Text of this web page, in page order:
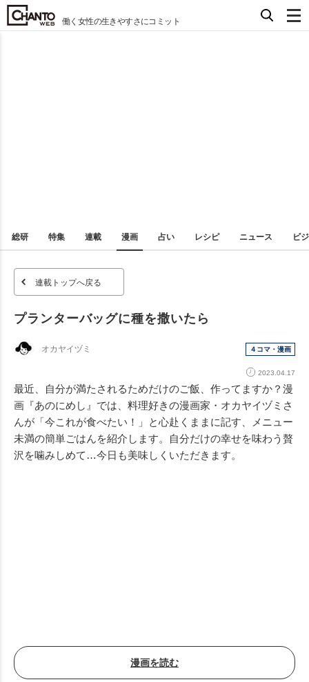
働く女性の生きやすさにコミット
総研 特集 連載 漫画 占い レシピ ニュース ビ
連載トップへ戻る
プランターバッグに種を撒いたら
オカヤイヅミ ４コマ・漫画
2023.04.17
最近、自分が満たされるためだけのご飯、作ってますか？漫
画『あのにめし』では、料理好きの漫画家・オカヤイヅミさ
んが「今これが食べたい！」と心赴くままに記す、メニュー
未満の簡単ごはんを紹介します。自分だけの幸せを味わう贅
沢を噛みしめて…今日も美味しくいただきます。
漫画を読む